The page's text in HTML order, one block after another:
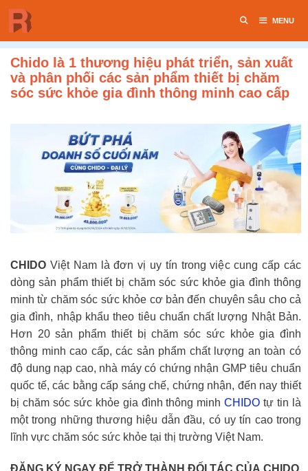
Chuyển
đến
nội
dung
MENU
Chido là 1 thương hiệu phát triển, sản xuất
và phân phối các sản phẩm thiết bị chăm
sóc sức khỏe gia đình thông minh cao cấp
CHIDO Việt Nam là đơn vị uy tín trong việc cung cấp các
dòng sản phẩm thiết bị chăm sóc sức khỏe gia đình thông
minh từ chăm sóc sức khỏe cơ bản đến chuyên sâu cho cả
gia đình, nhập khẩu theo tiêu chuẩn chất lượng Nhật Bản.
Hơn 20 sản phẩm thiết bị chăm sóc sức khỏe gia đình
thông minh cao cấp, các sản phẩm chất lượng an toàn có
độ dung nạp cao, nhà máy có chứng nhận GMP tiêu chuẩn
quốc tế, các bằng cấp sáng chế, chứng nhận, đến nay thiết
bị chăm sóc sức khỏe gia đình thông minhCHIDO tự tin là
một trong những thương hiệu dẫn đầu, có uy tín cao trong
lĩnh vực chăm sóc sức khỏe tại thị trường Việt Nam.